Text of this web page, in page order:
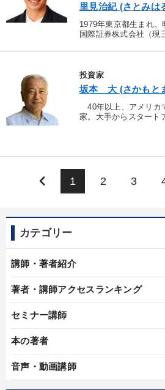
カテゴリー
講師・著者紹介
著者・講師アクセスランキング
セミナー講師
本の著者
音声・動画講師
里見治紀 (さとみは
1979年東京都生まれ。
国際証券株式会社（現
担当し、出向先のフェ
投資家
坂本 大 (さかもと
40年以上、アメリカ
家。大手からスタート
keyboard_arrow_left 1 2 3